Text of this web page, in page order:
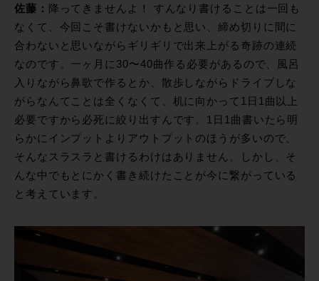
佐藤：
降ってきませんよ！ すんなり書けることは一回も
なくて、今回こそ書けないかもと思い、締め切りに間に
合わないと思いながらギリギリで出来上がる奇跡の連続
なのです。一ヶ月に30〜40曲作る必要があるので、風呂
入りながら鼻歌で作るとか、散歩しながらドライブしな
がらなんてことは全くなくて、机に向かって1日1曲以上
必要ですから必死に絞り出すんです。1日1曲書いたら明
らかにインプットよりアウトプットのほうが多いので、
そんなスラスラと書けるわけはありません。しかし、そ
んな中でもとにかく書き続けたことが今に繋がっている
と考えています。